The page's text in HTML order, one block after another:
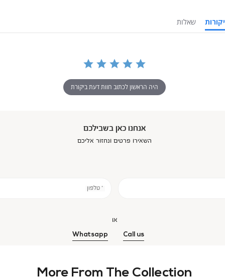
ביקורות
שאלות
היה הראשון לכתוב חוות דעת ביקורת
אנחנו כאן בשבילכם
השאירו פרטים ונחזור אליכם
* טלפון
או
Call us
Whatsapp
More From The Collection